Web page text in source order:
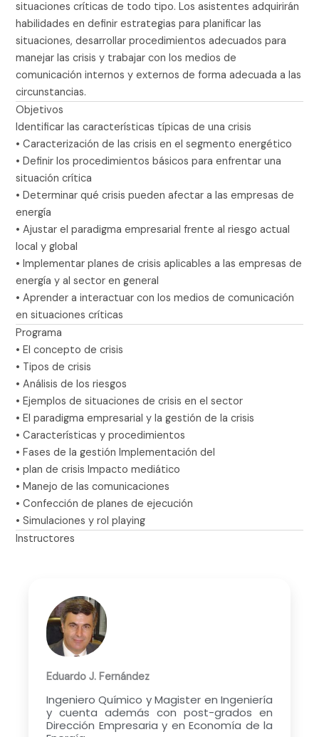
situaciones críticas de todo tipo. Los asistentes adquirirán
habilidades en definir estrategias para planificar las
situaciones, desarrollar procedimientos adecuados para
manejar las crisis y trabajar con los medios de
comunicación internos y externos de forma adecuada a las
circunstancias.
Objetivos
Identificar las características típicas de una crisis
• Caracterización de las crisis en el segmento energético
• Definir los procedimientos básicos para enfrentar una
situación crítica
• Determinar qué crisis pueden afectar a las empresas de
energía
• Ajustar el paradigma empresarial frente al riesgo actual
local y global
• Implementar planes de crisis aplicables a las empresas de
energía y al sector en general
• Aprender a interactuar con los medios de comunicación
en situaciones críticas
Programa
• El concepto de crisis
• Tipos de crisis
• Análisis de los riesgos
• Ejemplos de situaciones de crisis en el sector
• El paradigma empresarial y la gestión de la crisis
• Características y procedimientos
• Fases de la gestión Implementación del
• plan de crisis Impacto mediático
• Manejo de las comunicaciones
• Confección de planes de ejecución
• Simulaciones y rol playing
Instructores
Eduardo J. Fernández
Ingeniero Químico y Magister en Ingeniería
y cuenta además con post-grados en
Dirección Empresaria y en Economía de la